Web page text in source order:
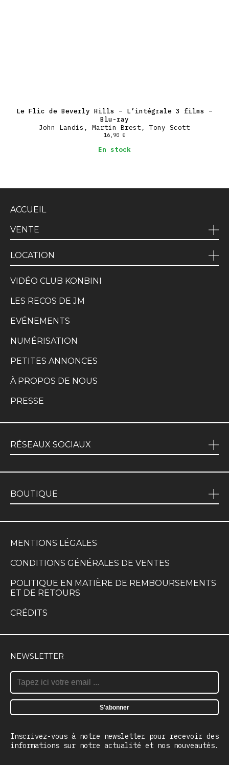
Le Flic de Beverly Hills – L’intégrale 3 films –
Blu-ray
John Landis, Martin Brest, Tony Scott
16,90 €
En stock
ACCUEIL
VENTE
LOCATION
VIDÉO CLUB KONBINI
LES RECOS DE JM
EVÉNEMENTS
NUMÉRISATION
PETITES ANNONCES
À PROPOS DE NOUS
PRESSE
RÉSEAUX SOCIAUX
BOUTIQUE
MENTIONS LÉGALES
CONDITIONS GÉNÉRALES DE VENTES
POLITIQUE EN MATIÈRE DE REMBOURSEMENTS
ET DE RETOURS
CRÉDITS
NEWSLETTER
Inscrivez-vous à notre newsletter pour recevoir des
informations sur notre actualité et nos nouveautés.